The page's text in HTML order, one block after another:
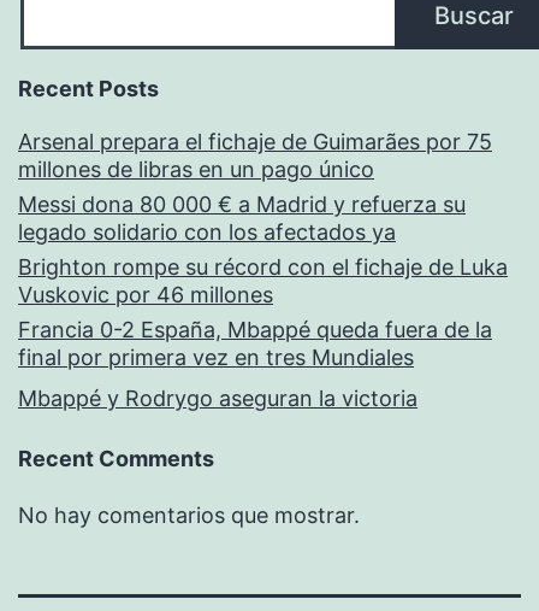
Buscar
Recent Posts
Arsenal prepara el fichaje de Guimarães por 75
millones de libras en un pago único
Messi dona 80 000 € a Madrid y refuerza su
legado solidario con los afectados ya
Brighton rompe su récord con el fichaje de Luka
Vuskovic por 46 millones
Francia 0-2 España, Mbappé queda fuera de la
final por primera vez en tres Mundiales
Mbappé y Rodrygo aseguran la victoria
Recent Comments
No hay comentarios que mostrar.